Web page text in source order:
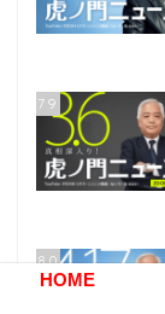
79
80
HOME